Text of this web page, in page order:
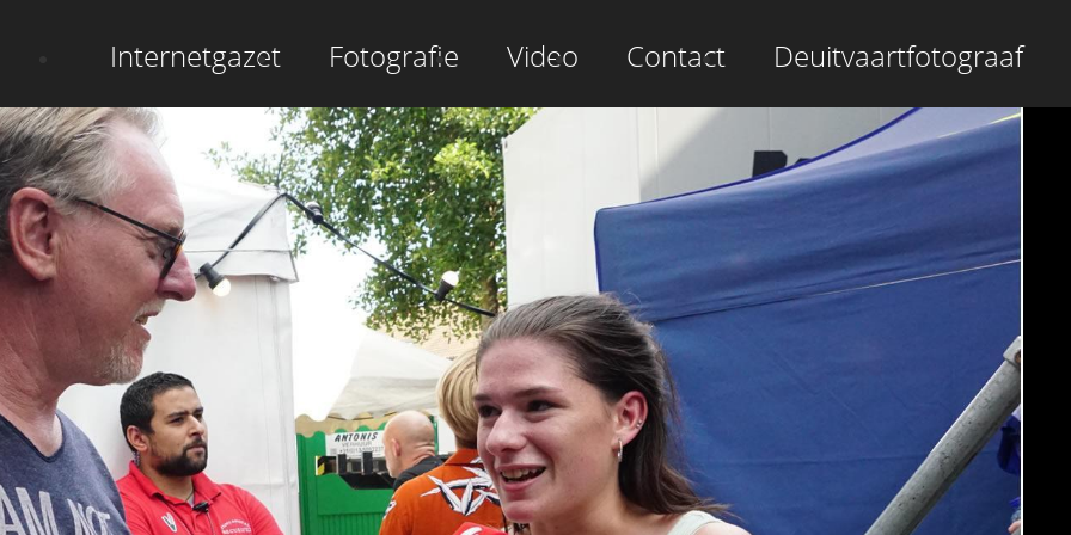
Hoofdnavigatie
Internetgazet Fotografie Video Contact Deuitvaartfotograaf